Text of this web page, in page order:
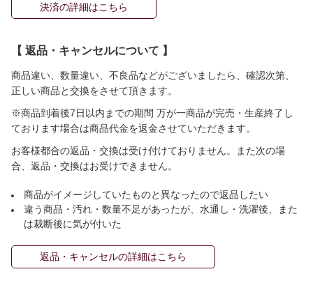
決済の詳細はこちら
【 返品・キャンセルについて 】
商品違い、数量違い、不良品などがございましたら、確認次第、
正しい商品と交換をさせて頂きます。
※商品到着後7日以内までの期間 万が一商品が完売・生産終了し
ております場合は商品代金を返金させていただきます。
お客様都合の返品・交換は受け付けておりません。また次の場
合、返品・交換はお受けできません。
商品がイメージしていたものと異なったので返品したい
違う商品・汚れ・数量不足があったが、水通し・洗濯後、また
は裁断後に気が付いた
返品・キャンセルの詳細はこちら